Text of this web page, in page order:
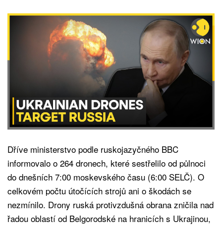
Dříve ministerstvo podle ruskojazyčného BBC
informovalo o 264 dronech, které sestřelilo od půlnoci
do dnešních 7:00 moskevského času (6:00 SELČ). O
celkovém počtu útočících strojů ani o škodách se
nezmínilo. Drony ruská protivzdušná obrana zničila nad
řadou oblastí od Belgorodské na hranicích s Ukrajinou,